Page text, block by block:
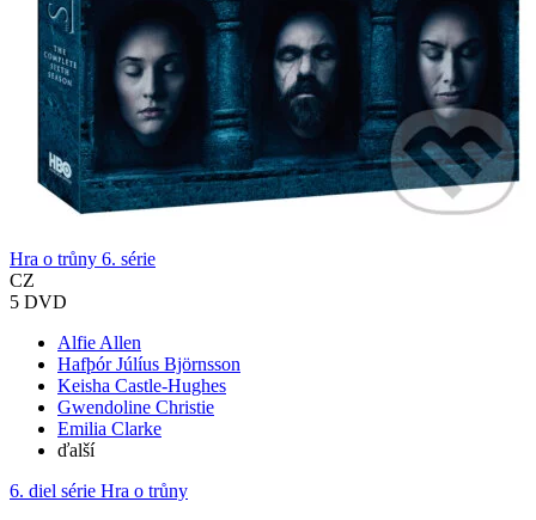
Hra o trůny 6. série
CZ
5 DVD
Alfie Allen
Hafþór Júlíus Björnsson
Keisha Castle-Hughes
Gwendoline Christie
Emilia Clarke
ďalší
6. diel série Hra o trůny